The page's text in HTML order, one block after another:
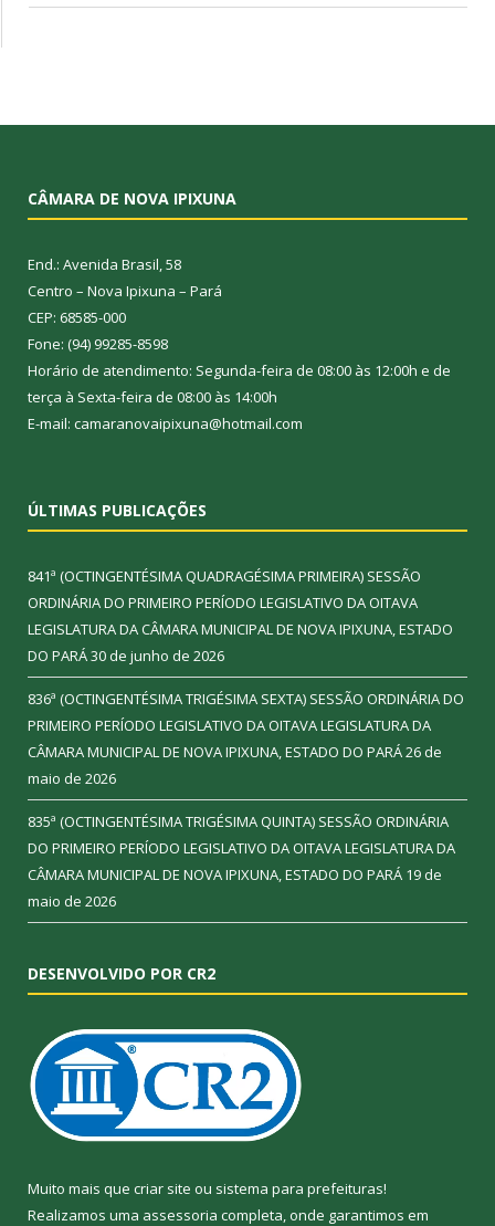
CÂMARA DE NOVA IPIXUNA
End.: Avenida Brasil, 58
Centro – Nova Ipixuna – Pará
CEP: 68585-000
Fone: (94) 99285-8598
Horário de atendimento: Segunda-feira de 08:00 às 12:00h e de
terça à Sexta-feira de 08:00 às 14:00h
E-mail: camaranovaipixuna@hotmail.com
ÚLTIMAS PUBLICAÇÕES
841ª (OCTINGENTÉSIMA QUADRAGÉSIMA PRIMEIRA) SESSÃO
ORDINÁRIA DO PRIMEIRO PERÍODO LEGISLATIVO DA OITAVA
LEGISLATURA DA CÂMARA MUNICIPAL DE NOVA IPIXUNA, ESTADO
DO PARÁ30 de junho de 2026
836ª (OCTINGENTÉSIMA TRIGÉSIMA SEXTA) SESSÃO ORDINÁRIA DO
PRIMEIRO PERÍODO LEGISLATIVO DA OITAVA LEGISLATURA DA
CÂMARA MUNICIPAL DE NOVA IPIXUNA, ESTADO DO PARÁ26 de
maio de 2026
835ª (OCTINGENTÉSIMA TRIGÉSIMA QUINTA) SESSÃO ORDINÁRIA
DO PRIMEIRO PERÍODO LEGISLATIVO DA OITAVA LEGISLATURA DA
CÂMARA MUNICIPAL DE NOVA IPIXUNA, ESTADO DO PARÁ 19 de
maio de 2026
DESENVOLVIDO POR CR2
Muito mais que criar site ou sistema para prefeituras!
Realizamos uma assessoria completa, onde garantimos em